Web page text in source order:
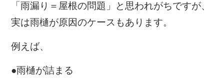
「雨漏り＝屋根の問題」と思われがちですが、
実は雨樋が原因のケースもあります。
例えば、
●雨樋が詰まる